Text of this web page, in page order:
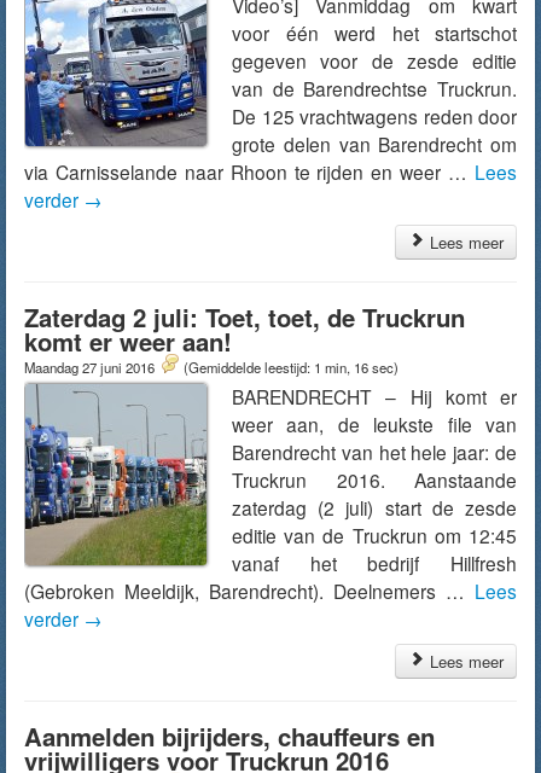
voor één werd het startschot
gegeven voor de zesde editie
van de Barendrechtse Truckrun.
De 125 vrachtwagens reden door
grote delen van Barendrecht om
via Carnisselande naar Rhoon te rijden en weer … Lees
verder →
Lees meer
Zaterdag 2 juli: Toet, toet, de Truckrun
komt er weer aan!
Maandag 27 juni 2016 (Gemiddelde leestijd: 1 min, 16 sec)
BARENDRECHT – Hij komt er
weer aan, de leukste file van
Barendrecht van het hele jaar: de
Truckrun 2016. Aanstaande
zaterdag (2 juli) start de zesde
editie van de Truckrun om 12:45
vanaf het bedrijf Hillfresh
(Gebroken Meeldijk, Barendrecht). Deelnemers … Lees
verder →
Lees meer
Aanmelden bijrijders, chauffeurs en
vrijwilligers voor Truckrun 2016